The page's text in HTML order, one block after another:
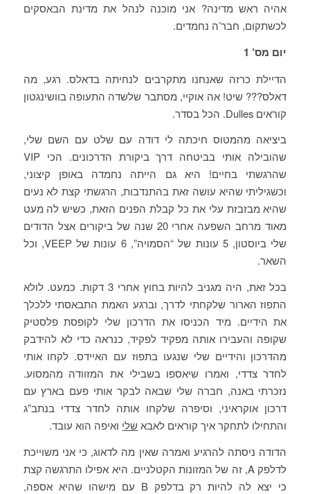
אהיה ראש מדינה? אני מוכנה לנהל את מדינת הבאסקים
לכשתקום, חבר’ה נחמדים.
יום מס’ 1
הדיילת כרזה שאנחנו מתקרבים לנחיתה בדאלס. רגע, מה
דאלס??? שיט! אה אוקיי, מסתבר שלשדה התעופה בוושינגטון
קוראים Dulles. הכל בסדר.
ביציאה מהמטוס חיכתה לי דודה עם שלט עם השם שלי,
שהובילה אותי בביטחה דרך ביקורת הדרכונים. הכי VIP
שהרגשתי בחיים! היא גם הייתה נחמדה באופן קיצוני,
וכשגיליתי שהיא עושה זאת בהתנדבות, הרגשתי קצת לא נעים
שהיא מבזבזת עלי את כל קבלת הפנים הזאת, כשיש לה מעט
מאוד מרחב השפעה אחרי 20 שנה של ביקורים אצל הדודים
שלי ביוסטון, 5 עונות של “הסמויה”, 6 עונות של VEEP, וכל
השאר.
בכל זאת, היה מגניב להיות בחוץ אחרי 3 דקות. כמעט. לולא
התפוז הארור שלקחתי לדרך, וברגע האמת התבאסתי ללכלך
את הידיים. מיד הכניסו את הדרכון שלי לקופסת פלסטיק
שקופה והעבירו אותה מפקיד לפקיד, כנראה כדי לא להידבק
מהדרכון והידיים שלי שנגעו בתפוז עם האיידס. לקחו אותי
לחדר צדדי, ואמרו שיאספו בשבילי את המזוודה מהמסוע.
נזכרתי באנה, חברה שלי שבאה לבקר אותי פעם בארץ עם
דרכון אוקראיני, וסיפרה שלקחו אותה לחדר צדדי בנתב”ג
והתחילו לתחקר איך קוראים לאבאשלי ואיפה הוא עובד.
הדודה ניסתה להרגיע ואמרה שאין מה לדאוג, כי אני משוייכת
לדלפק A, זה של המזונות הקטלניים. היא אפילו התרגשה קצת
כי יצא לה להיות רק בדלפק B עם מישהו שהיא אספה,